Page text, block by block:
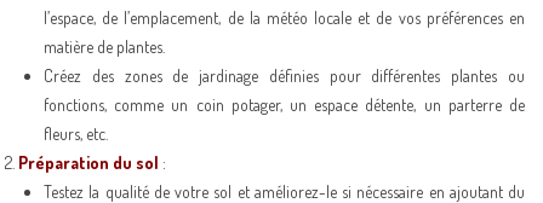
l’espace, de l’emplacement, de la météo locale et de vos préférences en
matière de plantes.
Créez des zones de jardinage définies pour différentes plantes ou
fonctions, comme un coin potager, un espace détente, un parterre de
fleurs, etc.
Préparation du sol :
Testez la qualité de votre sol et améliorez-le si nécessaire en ajoutant du